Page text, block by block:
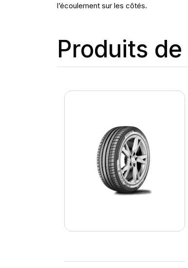
l’écoulement sur les côtés.
Produits